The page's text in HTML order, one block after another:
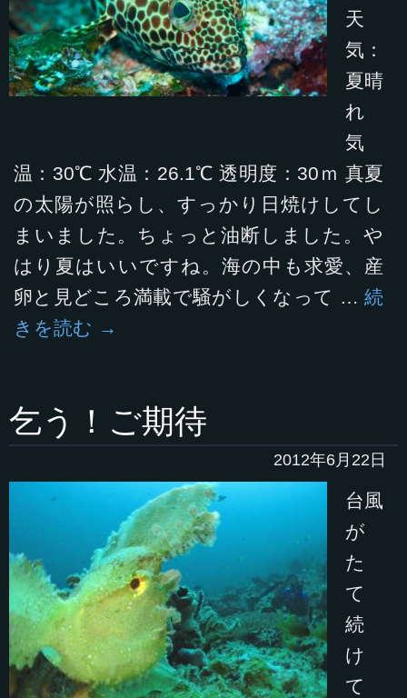
天
気：
夏晴
れ
気
温：30℃ 水温：26.1℃ 透明度：30ｍ 真夏
の太陽が照らし、すっかり日焼けしてし
まいました。ちょっと油断しました。や
はり夏はいいですね。海の中も求愛、産
卵と見どころ満載で騒がしくなって …続
きを読む →
乞う！ご期待
2012年6月22日
台風
が
た
て
続
け
て